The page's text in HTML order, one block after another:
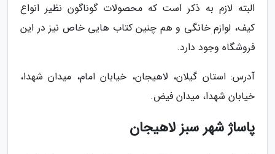
البته لازم به ذکر است که محصولات گوناگون نظیر انواع
کیف، لوازم خانگی و هم چنین کتاب هایی خاص نیز در این
فروشگاه وجود دارد.
آدرس: استان گیلان، لاهیجان، خیابان امام، میدان شهدا،
خیابان شهدا، میدان فیض.
پاساژ شهر سبز لاهیجان